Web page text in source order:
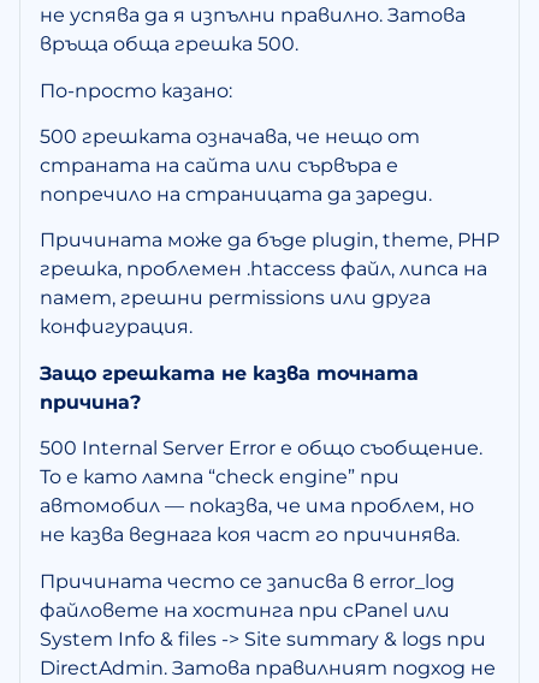
не успява да я изпълни правилно. Затова
връща обща грешка 500.
По-просто казано:
500 грешката означава, че нещо от
страната на сайта или сървъра е
попречило на страницата да зареди.
Причината може да бъде plugin, theme, PHP
грешка, проблемен .htaccess файл, липса на
памет, грешни permissions или друга
конфигурация.
Защо грешката не казва точната
причина?
500 Internal Server Error е общо съобщение.
То е като лампа “check engine” при
автомобил — показва, че има проблем, но
не казва веднага коя част го причинява.
Причината често се записва в error_log
файловете на хостинга при cPanel или
System Info & files -> Site summary & logs при
DirectAdmin. Затова правилният подход не